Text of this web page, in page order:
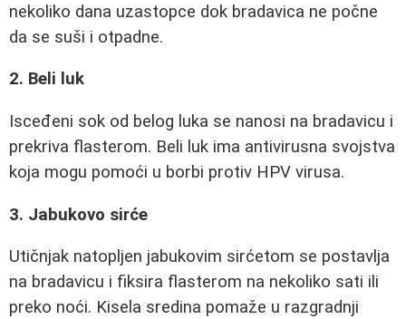
nekoliko dana uzastopce dok bradavica ne počne
da se suši i otpadne.
2. Beli luk
Isceđeni sok od belog luka se nanosi na bradavicu i
prekriva flasterom. Beli luk ima antivirusna svojstva
koja mogu pomoći u borbi protiv HPV virusa.
3. Jabukovo sirće
Utičnjak natopljen jabukovim sirćetom se postavlja
na bradavicu i fiksira flasterom na nekoliko sati ili
preko noći. Kisela sredina pomaže u razgradnji